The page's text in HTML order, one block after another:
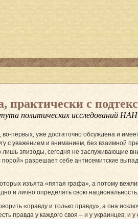
практически с
политических исследований
во-первых, уже достаточно обсуждена и
с уважением и вниманием, без взаимной
лишь эпизоды, сегодня не заслуживающие
разрешает себе антисемитские
изъята «пятая графа», а потому
и лично определять свою
«правду и только правду», а она
правда у каждого своя – и у украинцев, и